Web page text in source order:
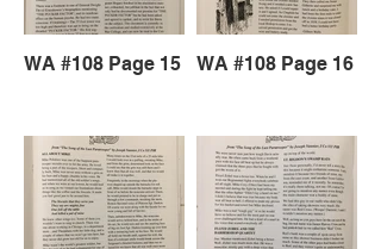
WA #108 Page 15 WA #108 Page 16